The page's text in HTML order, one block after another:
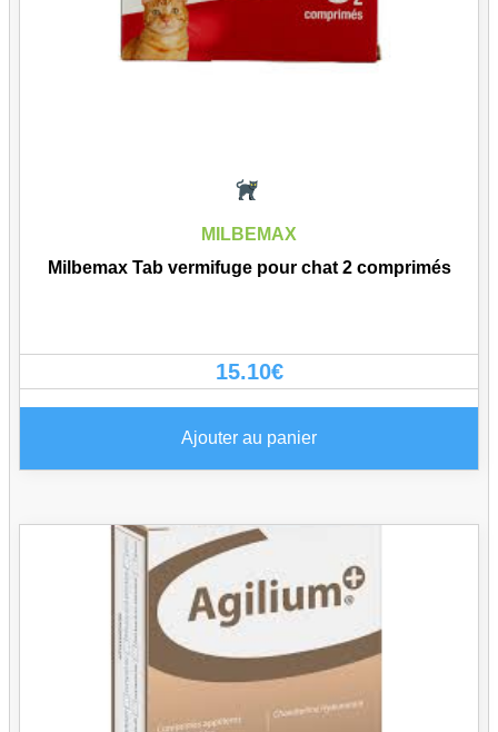
MILBEMAX
Milbemax Tab vermifuge pour chat 2 comprimés
15.10€
Ajouter au panier